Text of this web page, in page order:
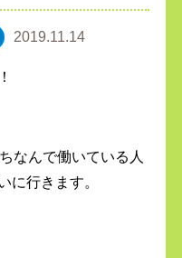
2019.11.14
なんで働いている人
に行きます。